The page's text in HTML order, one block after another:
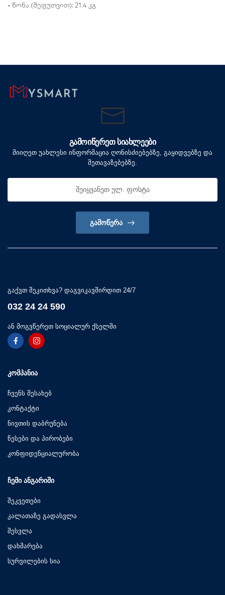
• წონა (შეფუთვით): 21.4 კგ
ᲒᲐᲛᲝᲘᲬᲔᲠᲔᲗ ᲡᲘᲐᲮᲚᲔᲔᲑᲘ
მიიღეთ უახლესი ინფორმაცია ღონისძიებებზე, გაყიდვებზე და
შეთავაზებებზე.
ᲒᲐᲛᲝᲬᲔᲠᲐ
გაქვთ შეკითხვა? დაგვიკავშირდით 24/7
032 24 24 590
ან მოგვწერეთ სოციალურ ქსელში
ᲙᲝᲛᲞᲐᲜᲘᲐ
ჩვენს შესახებ
კონტაქტი
ნივთის დაბრუნება
წესები და პირობები
კონფიდენციალურობა
ᲩᲔᲛᲘ ᲐᲜᲒᲐᲠᲘᲨᲘ
შეკვეთები
კალათაზე გადასვლა
შესვლა
დახმარება
სურვილების სია